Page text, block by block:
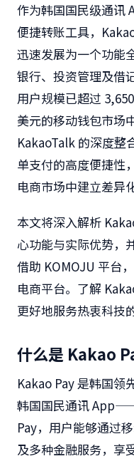
作为韩国国民级通讯
便捷转账工具，
迅速发展为一个功能
银行、投资管理及借
用户规模已超过 3,650
美元的移动钱包市场
KakaoTalk 的深度整
单支付的高度便捷性
电商市场中建立差异
本文将深入解析
心功能与实际优势，
借助 KOMOJU 平台
电商平台。了解
更好地服务热衷科技
什么是 Kakao
Kakao Pay是韩国领
韩国国民通讯
Pay，用户能够通过
及多种金融服务，享